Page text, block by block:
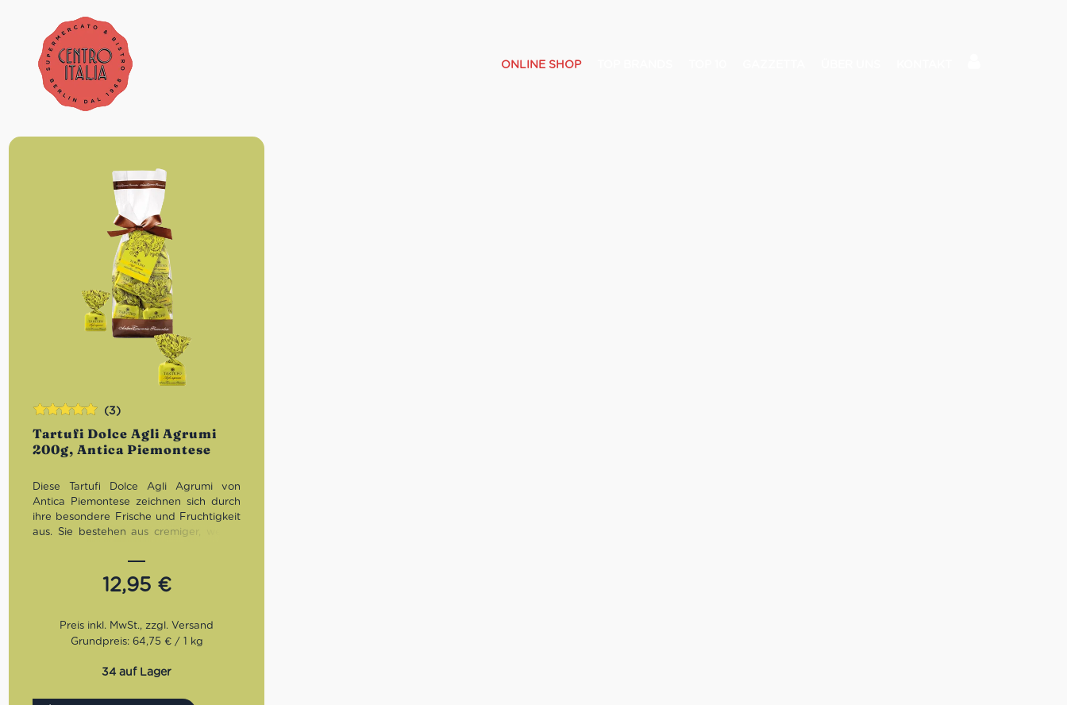
ONLINE SHOP
Tartufi Dolce Agli Agrumi
200g, Antica Piemontese
(3)
Diese Tartufi Dolce Agli Agrumi von
Antica Piemontese zeichnen sich durch
ihre besondere Frische und Fruchtigkeit
aus. Sie bestehen aus cremiger, weißer
und Limette kombiniert wird.
dreht sich bei Antica Torroneria
Piemontese alles um die berühmtesten
Tartufi dolci. Die wichtigste Grundzutat
ist dafür die Piemonteser Haselnuss. Um
Familie Sebaste zusammen mit den über
Normierung vereinbart. Erst kurz vor der
12,95 €
Bewertet
mit5.00von
5
Grundpreis: 64,75 € / 1 kg
34 auf Lager